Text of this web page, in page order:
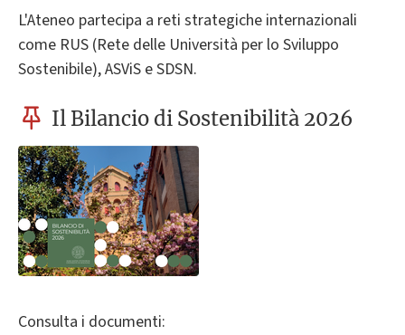
L'Ateneo partecipa a reti strategiche internazionali
come RUS (Rete delle Università per lo Sviluppo
Sostenibile), ASViS e SDSN.
Il Bilancio di Sostenibilità 2026
Consulta i documenti: